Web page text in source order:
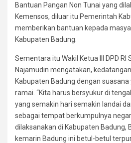
Bantuan Pangan Non Tunai yang
Kemensos, diluar itu Pemerintah
memberikan bantuan kepada
Kabupaten Badung.
Sementara itu Wakil Ketua III DPD RI
Najamudin mengatakan, kedatangan
Kabupaten Badung dengan
ramai. “Kita harus bersyukur di
yang semakin hari semakin landai
sebagai tempat berkumpulnya
dilaksanakan di Kabupaten Badung,
kemarin Badung ini betul-betul